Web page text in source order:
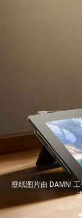
壁纸图片由 DAMN!